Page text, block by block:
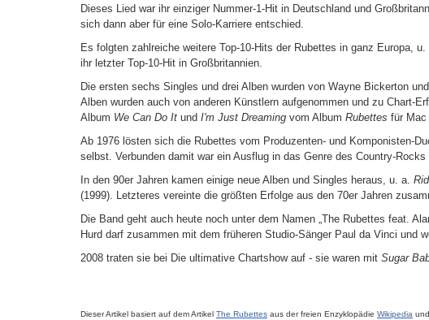
Dieses Lied war ihr einziger Nummer-1-Hit in Deutschland und
sich dann aber für eine Solo-Karriere entschied.
Es folgten zahlreiche weitere Top-10-Hits der Rubettes in ganz Europa, u.
ihr letzter Top-10-Hit in Großbritannien.
Die ersten sechs Singles und drei Alben wurden von Wayne Bickerton
Alben wurden auch von anderen Künstlern aufgenommen und zu Chart-
Album We Can Do It und I'm Just Dreaming vom Album Rubettes für Mac
Ab 1976 lösten sich die Rubettes vom Produzenten- und Komponisten-
selbst. Verbunden damit war ein Ausflug in das Genre des Country-
In den 90er Jahren kamen einige neue Alben und Singles heraus, u. a.
(1999). Letzteres vereinte die größten Erfolge aus den 70er Jahren
Die Band geht auch heute noch unter dem Namen „The Rubettes feat.
Hurd darf zusammen mit dem früheren Studio-Sänger Paul da Vinci und
2008 traten sie bei Die ultimative Chartshow auf - sie waren mit Sugar
Dieser Artikel basiert auf dem Artikel The Rubettes aus der freien Enzyklopädie Wikipedia